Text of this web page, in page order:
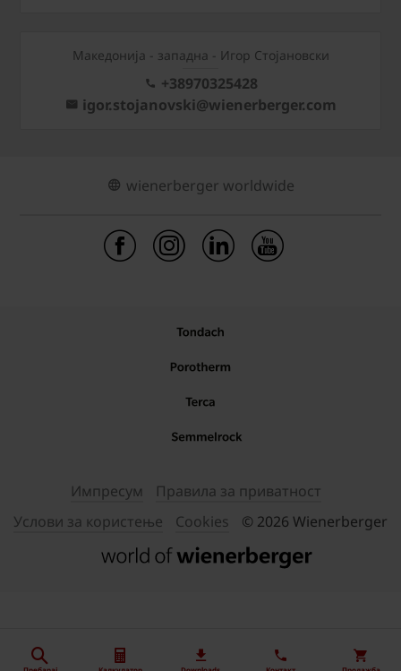
Mакедонија - западна - Игор Стојановски
+38970325428
igor.stojanovski@wienerberger.com
wienerberger worldwide
Импресум
Правила за приватност
Услови за користење
Cookies © 2026 Wienerberger